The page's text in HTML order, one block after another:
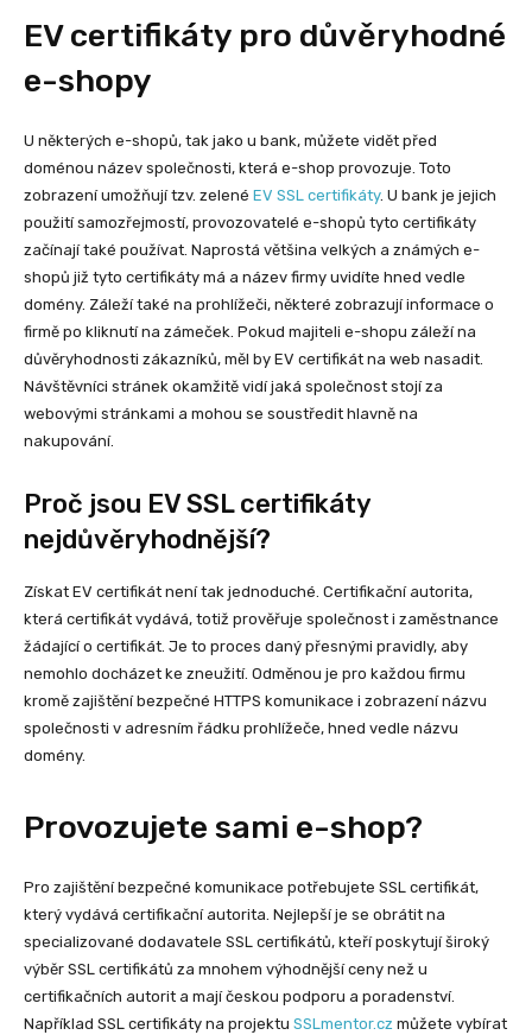
EV certifikáty pro důvěryhodné
e-shopy
U některých e-shopů, tak jako u bank, můžete vidět před
doménou název společnosti, která e-shop provozuje. Toto
zobrazení umožňují tzv. zelené EV SSL certifikáty. U bank je jejich
použití samozřejmostí, provozovatelé e-shopů tyto certifikáty
začínají také používat. Naprostá většina velkých a známých e-
shopů již tyto certifikáty má a název firmy uvidíte hned vedle
domény. Záleží také na prohlížeči, některé zobrazují informace o
firmě po kliknutí na zámeček. Pokud majiteli e-shopu záleží na
důvěryhodnosti zákazníků, měl by EV certifikát na web nasadit.
Návštěvníci stránek okamžitě vidí jaká společnost stojí za
webovými stránkami a mohou se soustředit hlavně na
nakupování.
Proč jsou EV SSL certifikáty
nejdůvěryhodnější?
Získat EV certifikát není tak jednoduché. Certifikační autorita,
která certifikát vydává, totiž prověřuje společnost i zaměstnance
žádající o certifikát. Je to proces daný přesnými pravidly, aby
nemohlo docházet ke zneužití. Odměnou je pro každou firmu
kromě zajištění bezpečné HTTPS komunikace i zobrazení názvu
společnosti v adresním řádku prohlížeče, hned vedle názvu
domény.
Provozujete sami e-shop?
Pro zajištění bezpečné komunikace potřebujete SSL certifikát,
který vydává certifikační autorita. Nejlepší je se obrátit na
specializované dodavatele SSL certifikátů, kteří poskytují široký
výběr SSL certifikátů za mnohem výhodnější ceny než u
certifikačních autorit a mají českou podporu a poradenství.
Například SSL certifikáty na projektu SSLmentor.cz můžete vybírat